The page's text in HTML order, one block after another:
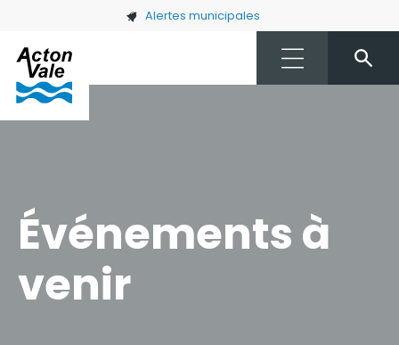
Skip to main content Alertes municipales
Événements à
venir